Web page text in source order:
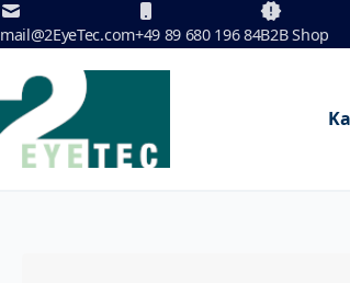
Zum Inhalt springen
mail@2EyeTec.com+49 89 680 196 84B2B Shop